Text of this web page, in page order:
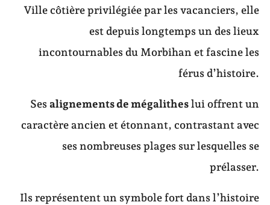
Ville côtière privilégiée par les vacanciers, elle
est depuis longtemps un des lieux
incontournables du Morbihan et fascine les
férus d’histoire.
Sesalignements de mégalitheslui offrent un
caractère ancien et étonnant, contrastant avec
ses nombreuses plages sur lesquelles se
prélasser.
Ils représentent un symbole fort dans l’histoire